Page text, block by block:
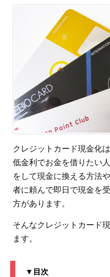
クレジットカード現金化
低金利でお金を借りたい
をして現金に換える方法
者に頼んで即日で現金を
方があります。
そんなクレジットカード
ます。
▼目次